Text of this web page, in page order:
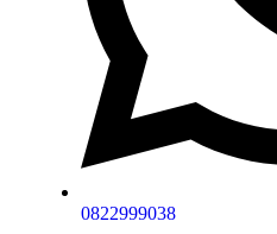
0822999038